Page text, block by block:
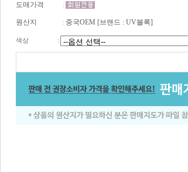
도매가격 :
원산지 : 중국OEM [브랜드 : UV블록]
색상 :